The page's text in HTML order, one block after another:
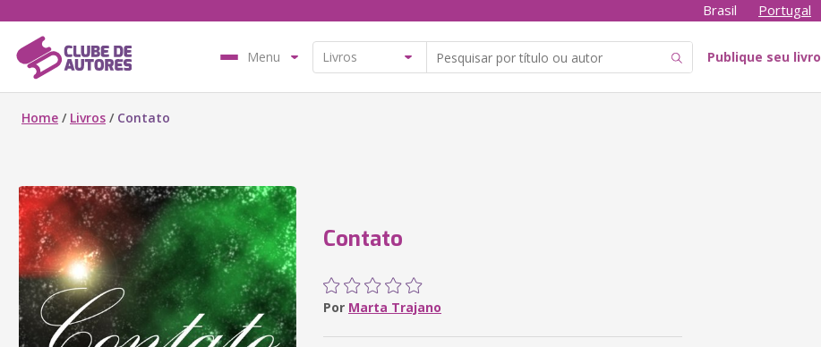
Brasil Portugal
Menu Publique seu livro
Home / Livros / Contato
Contato
Por Marta Trajano